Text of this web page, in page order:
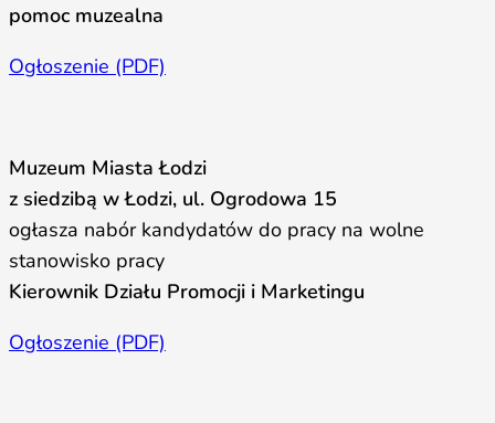
pomoc muzealna
Ogłoszenie (PDF)
Muzeum Miasta Łodzi
z siedzibą w Łodzi, ul. Ogrodowa 15
ogłasza nabór kandydatów do pracy na wolne
stanowisko pracy
Kierownik Działu Promocji i Marketingu
Ogłoszenie (PDF)